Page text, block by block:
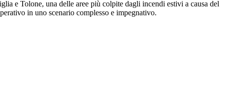
e Tolone, una delle aree più colpite dagli incendi estivi a causa del
in uno scenario complesso e impegnativo.